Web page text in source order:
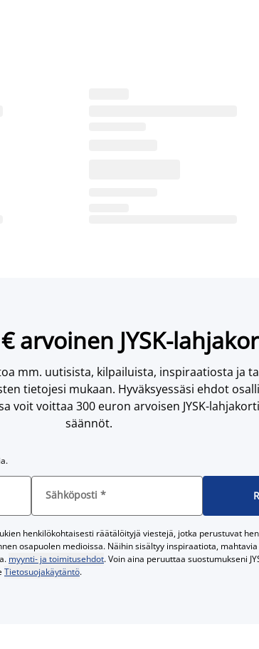
arvoinen JYSK-
mm. uutisista, kilpailuista, inspiraatiosta ja
tietojesi mukaan. Hyväksyessäsi ehdot
voit voittaa 300 euron arvoisen JYSK-
säännöt.
Sähköposti *
henkilökohtaisesti räätälöityjä viestejä, jotka perustuvat
osapuolen medioissa. Näihin sisältyy inspiraatiota,
myynti- ja toimitusehdot. Voin aina peruuttaa suostumukseni
Tietosuojakäytäntö.